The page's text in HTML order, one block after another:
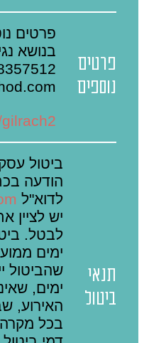
פרטים
נוספים
פרטים
בנושא
תנאי
ביטול
ביטול
הודעה
לדוא"ל
יש לציין
ימים
ימים,
האירוע,
בכל מקרה